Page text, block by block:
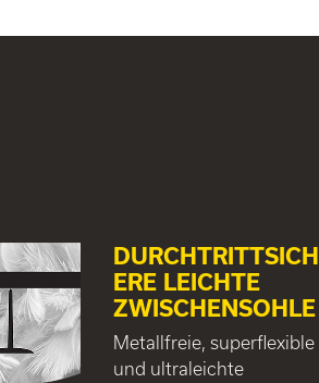
DURCHTRITTSICH
ERE LEICHTE
ZWISCHENSOHLE
Metallfreie, superflexible
und ultraleichte